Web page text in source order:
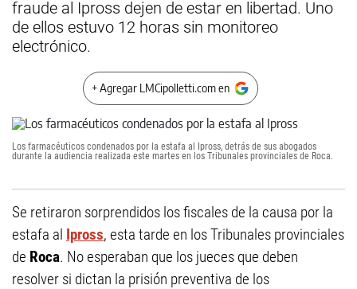
fraude al Ipross dejen de estar en libertad. Uno
de ellos estuvo 12 horas sin monitoreo
electrónico.
+ Agregar LMCipolletti.com en
Los farmacéuticos condenados por la estafa al Ipross, detrás de sus abogados
durante la audiencia realizada este martes en los Tribunales provinciales de Roca.
Se retiraron sorprendidos los fiscales de la causa por la
estafa al Ipross, esta tarde en los Tribunales provinciales
de Roca. No esperaban que los jueces que deben
resolver si dictan la prisión preventiva de los